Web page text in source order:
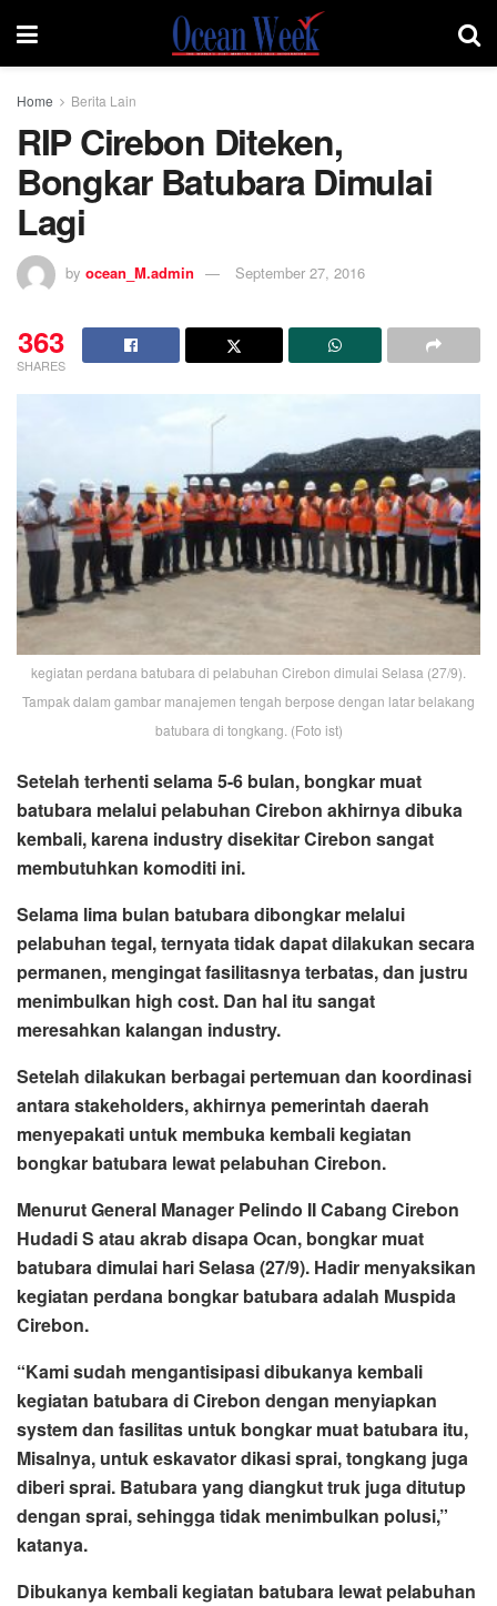
Home Berita Lain
RIP Cirebon Diteken,
Bongkar Batubara Dimulai
Lagi
by ocean_M.admin September 27, 2016
363
SHARES
kegiatan perdana batubara di pelabuhan Cirebon dimulai Selasa (27/9).
Tampak dalam gambar manajemen tengah berpose dengan latar belakang
batubara di tongkang. (Foto ist)
Setelah terhenti selama 5-6 bulan, bongkar muat
batubara melalui pelabuhan Cirebon akhirnya dibuka
kembali, karena industry disekitar Cirebon sangat
membutuhkan komoditi ini.
Selama lima bulan batubara dibongkar melalui
pelabuhan tegal, ternyata tidak dapat dilakukan secara
permanen, mengingat fasilitasnya terbatas, dan justru
menimbulkan high cost. Dan hal itu sangat
meresahkan kalangan industry.
Setelah dilakukan berbagai pertemuan dan koordinasi
antara stakeholders, akhirnya pemerintah daerah
menyepakati untuk membuka kembali kegiatan
bongkar batubara lewat pelabuhan Cirebon.
Menurut General Manager Pelindo II Cabang Cirebon
Hudadi S atau akrab disapa Ocan, bongkar muat
batubara dimulai hari Selasa (27/9). Hadir menyaksikan
kegiatan perdana bongkar batubara adalah Muspida
Cirebon.
“Kami sudah mengantisipasi dibukanya kembali
kegiatan batubara di Cirebon dengan menyiapkan
system dan fasilitas untuk bongkar muat batubara itu,
Misalnya, untuk eskavator dikasi sprai, tongkang juga
diberi sprai. Batubara yang diangkut truk juga ditutup
dengan sprai, sehingga tidak menimbulkan polusi,”
katanya.
Dibukanya kembali kegiatan batubara lewat pelabuhan